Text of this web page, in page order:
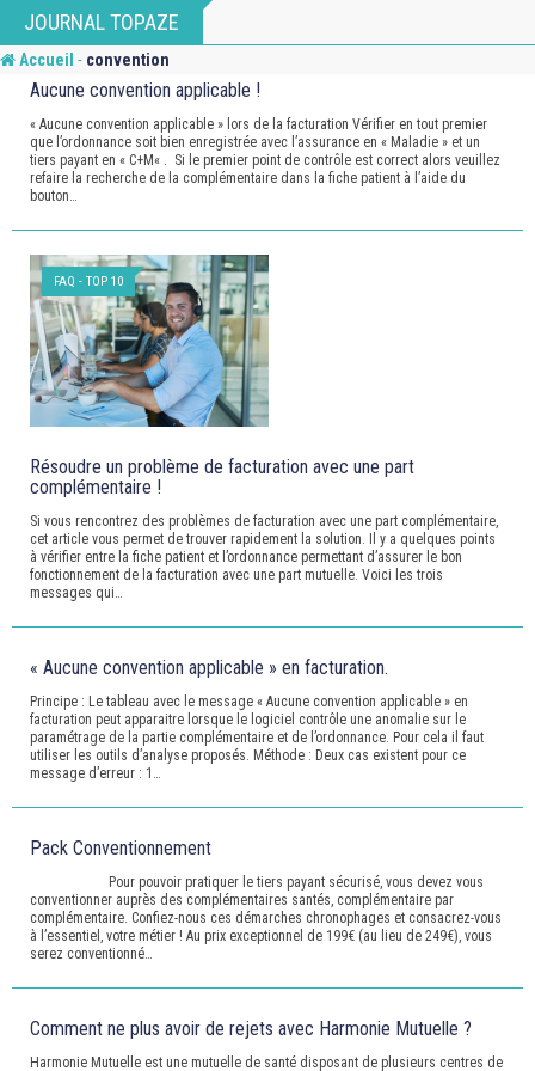
to
content
JOURNAL TOPAZE
Accueil - convention
Aucune convention applicable !
« Aucune convention applicable » lors de la facturation Vérifier en tout premier
que l’ordonnance soit bien enregistrée avec l’assurance en « Maladie » et un
tiers payant en « C+M« . Si le premier point de contrôle est correct alors veuillez
refaire la recherche de la complémentaire dans la fiche patient à l’aide du
bouton…
FAQ - TOP 10
Résoudre un problème de facturation avec une part
complémentaire !
Si vous rencontrez des problèmes de facturation avec une part complémentaire,
cet article vous permet de trouver rapidement la solution. Il y a quelques points
à vérifier entre la fiche patient et l’ordonnance permettant d’assurer le bon
fonctionnement de la facturation avec une part mutuelle. Voici les trois
messages qui…
« Aucune convention applicable » en facturation.
Principe : Le tableau avec le message « Aucune convention applicable » en
facturation peut apparaitre lorsque le logiciel contrôle une anomalie sur le
paramétrage de la partie complémentaire et de l’ordonnance. Pour cela il faut
utiliser les outils d’analyse proposés. Méthode : Deux cas existent pour ce
message d’erreur : 1…
Pack Conventionnement
Pour pouvoir pratiquer le tiers payant sécurisé, vous devez vous
conventionner auprès des complémentaires santés, complémentaire par
complémentaire. Confiez-nous ces démarches chronophages et consacrez-vous
à l’essentiel, votre métier ! Au prix exceptionnel de 199€ (au lieu de 249€), vous
serez conventionné…
Comment ne plus avoir de rejets avec Harmonie Mutuelle ?
Harmonie Mutuelle est une mutuelle de santé disposant de plusieurs centres de